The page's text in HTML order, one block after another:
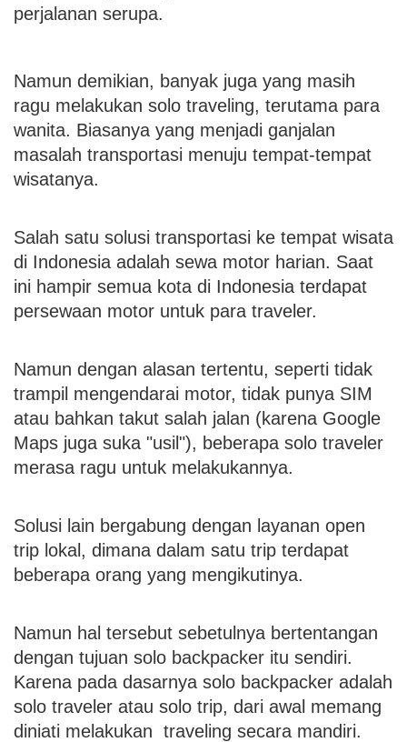
perjalanan serupa.
Namun demikian, banyak juga yang masih
ragu melakukan solo traveling, terutama para
wanita. Biasanya yang menjadi ganjalan
masalah transportasi menuju tempat-tempat
wisatanya.
Salah satu solusi transportasi ke tempat wisata
di Indonesia adalah sewa motor harian. Saat
ini hampir semua kota di Indonesia terdapat
persewaan motor untuk para traveler.
Namun dengan alasan tertentu, seperti tidak
trampil mengendarai motor, tidak punya SIM
atau bahkan takut salah jalan (karena Google
Maps juga suka "usil"), beberapa solo traveler
merasa ragu untuk melakukannya.
Solusi lain bergabung dengan layanan open
trip lokal, dimana dalam satu trip terdapat
beberapa orang yang mengikutinya.
Namun hal tersebut sebetulnya bertentangan
dengan tujuan solo backpacker itu sendiri.
Karena pada dasarnya solo backpacker adalah
solo traveler atau solo trip, dari awal memang
diniati melakukan traveling secara mandiri.